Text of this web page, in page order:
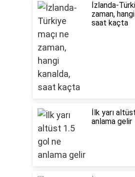
İzlanda-
zaman,
saat kaçta
İlk yarı
anlama gelir